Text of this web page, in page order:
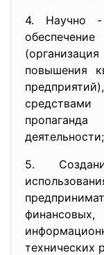
4. Научно -
повышения
деятельности;
5.
технических